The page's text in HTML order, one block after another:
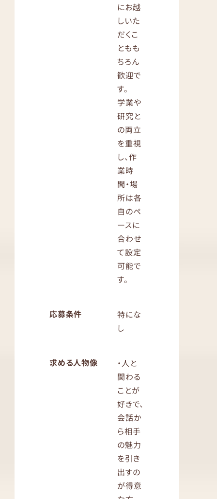
にお越
しいた
だくこ
ともも
ちろん
歓迎で
す。
学業や
研究と
の両立
を重視
し、作
業時
間・場
所は各
自のペ
ースに
合わせ
て設定
可能で
す。
応募条件
特にな
し
求める人物像
・人と
関わる
ことが
好きで、
会話か
ら相手
の魅力
を引き
出すの
が得意